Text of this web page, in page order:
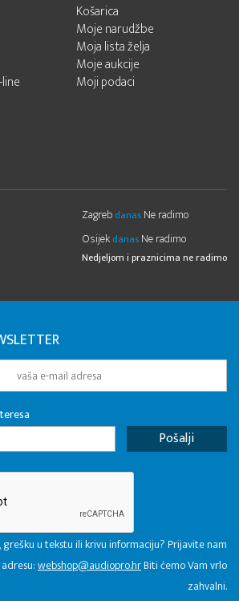
Košarica
Moje narudžbe
Moja lista želja
Moje aukcije
Moji podaci
Zagreb danas Ne radimo
Osijek danas Ne radimo
Nedjeljom i praznicima ne radimo
grešku u tekstu ili krivu informaciju? Prijavite nam
webshop@audiopro.hrBiti ćemo Vam vrlo
zahvalni.